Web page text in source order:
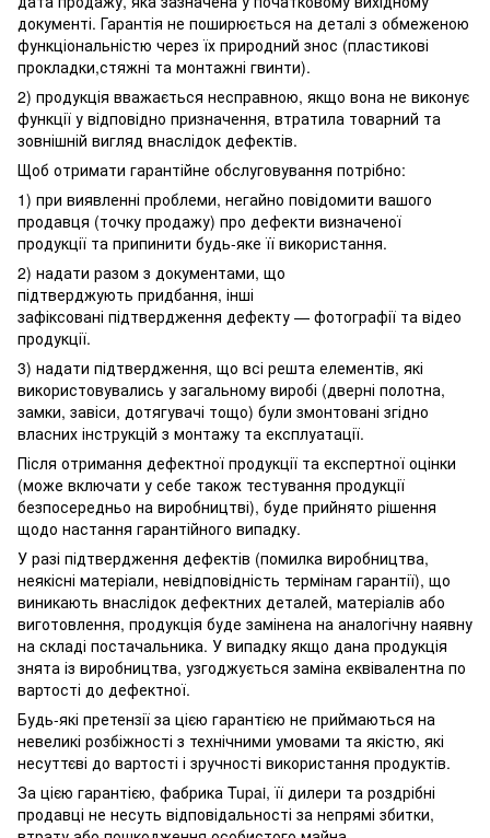
документі. Гарантія не поширюється на деталі з обмеженою
функціональністю через їх природний знос (пластикові
прокладки,стяжні та монтажні гвинти).
2) продукція вважається несправною, якщо вона не виконує
функції у відповідно призначення, втратила товарний та
зовнішній вигляд внаслідок дефектів.
Щоб отримати гарантійне обслуговування потрібно:
1) при виявленні проблеми, негайно повідомити вашого
продавця (точку продажу) про дефекти визначеної
продукції та припинити будь-яке її використання.
2) надати разом з документами, що
підтверджують придбання, інші
зафіксовані підтвердження дефекту — фотографії та відео
продукції.
3) надати підтвердження, що всі решта елементів, які
використовувались у загальному виробі (дверні полотна,
замки, завіси, дотягувачі тощо) були змонтовані згідно
власних інструкцій з монтажу та експлуатації.
Після отримання дефектної продукції та експертної оцінки
(може включати у себе також тестування продукції
безпосередньо на виробництві), буде прийнято рішення
щодо настання гарантійного випадку.
У разі підтвердження дефектів (помилка виробництва,
неякісні матеріали, невідповідність термінам гарантії), що
виникають внаслідок дефектних деталей, матеріалів або
виготовлення, продукція буде замінена на аналогічну наявну
на складі постачальника. У випадку якщо дана продукція
знята із виробництва, узгоджується заміна еквівалентна по
вартості до дефектної.
Будь-які претензії за цією гарантією не приймаються на
невеликі розбіжності з технічними умовами та якістю, які
несуттєві до вартості і зручності використання продуктів.
За цією гарантією, фабрика Tupai, її дилери та роздрібні
продавці не несуть відповідальності за непрямі збитки,